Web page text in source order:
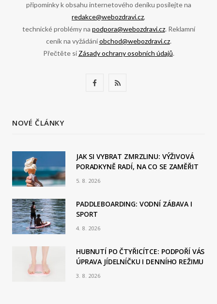
připomínky k obsahu internetového deníku posílejte na
redakce@webozdravi.cz,
technické problémy na podpora@webozdravi.cz. Reklamní
ceník na vyžádáníobchod@webozdravi.cz.
Přečtěte si Zásady ochrany osobních údajů.
b
o
k
R
NOVÉ ČLÁNKY
JAK SI VYBRAT ZMRZLINU: VÝŽIVOVÁ
PORADKYNĚ RADÍ, NA CO SE ZAMĚŘIT
5. 8. 2026
PADDLEBOARDING: VODNÍ ZÁBAVA I
SPORT
4. 8. 2026
HUBNUTÍ PO ČTYŘICÍTCE: PODPOŘÍ VÁS
ÚPRAVA JÍDELNÍČKU I DENNÍHO REŽIMU
3. 8. 2026